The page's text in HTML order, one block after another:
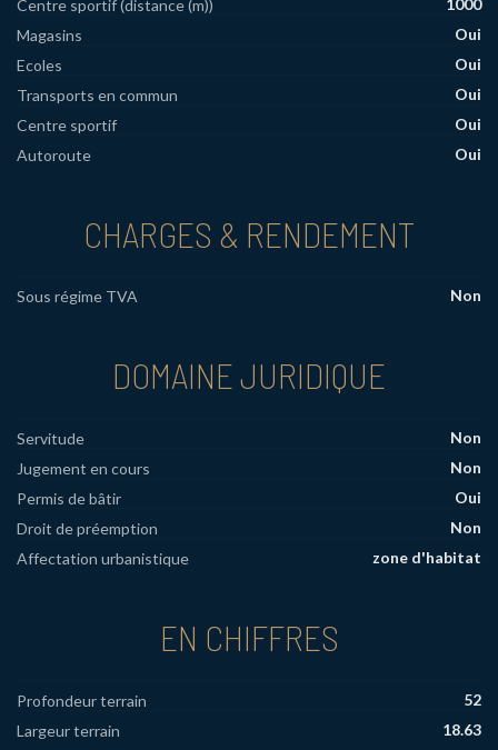
Centre sportif (distance (m))
Magasins
Oui
Ecoles
Oui
Transports en commun
Oui
Centre sportif
Oui
Autoroute
Oui
CHARGES & RENDEMENT
Sous régime TVA Non
DOMAINE JURIDIQUE
Servitude
Non
Jugement en cours
Non
Permis de bâtir
Oui
Droit de préemption
Non
Affectation urbanistique
zone d'habitat
EN CHIFFRES
Profondeur terrain
52
Largeur terrain
18.63